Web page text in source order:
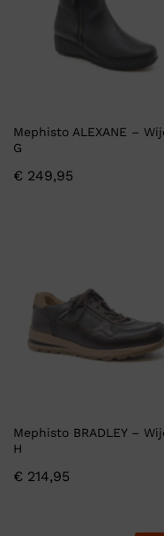
Mephisto ALEXANE –
G
€ 249,95
Mephisto BRADLEY –
H
€ 214,95